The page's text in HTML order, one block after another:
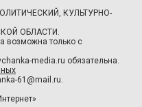
КУЛЬТУРНО-
ОБЛАСТИ.
возможна только с
media.ru обязательна.
61@mail.ru